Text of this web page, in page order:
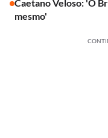
Caetano Veloso: 'O
mesmo'